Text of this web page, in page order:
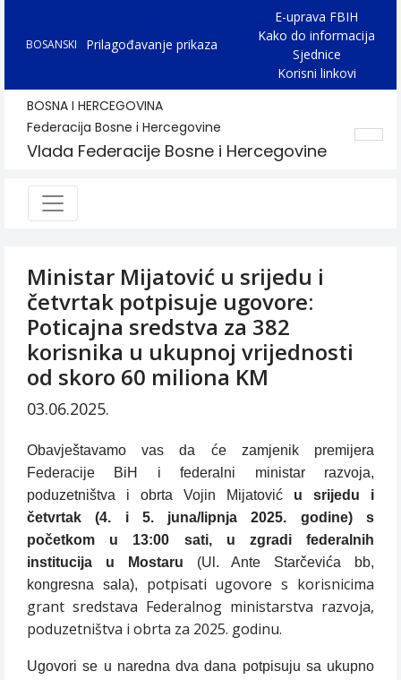
BOSANSKI Prilagođavanje prikaza
E-uprava FBIH
Kako do informacija
Sjednice
Korisni linkovi
BOSNA I HERCEGOVINA
Federacija Bosne i Hercegovine
Vlada Federacije Bosne i Hercegovine
Ministar Mijatović u srijedu i
četvrtak potpisuje ugovore:
Poticajna sredstva za 382
korisnika u ukupnoj vrijednosti
od skoro 60 miliona KM
03.06.2025.
Obavještavamo vas da će zamjenik premijera
Federacije BiH i federalni ministar razvoja,
poduzetništva i obrta Vojin Mijatović u srijedu i
četvrtak (4. i 5. juna/lipnja 2025. godine) s
početkom u 13:00 sati, u zgradi federalnih
institucija u Mostaru (Ul. Ante Starčevića bb,
kongresna sala),
potpisati ugovore s korisnicima
grant sredstava Federalnog ministarstva razvoja,
poduzetništva i obrta za 2025. godinu.
Ugovori se u naredna dva dana potpisuju sa ukupno